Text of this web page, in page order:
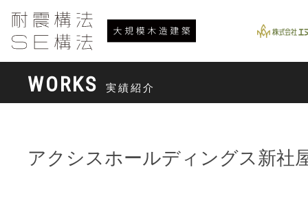
WORKS 実績紹介
アクシスホールディングス新社